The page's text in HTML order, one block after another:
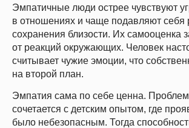
Эмпатичные люди острее чувствуют
в отношениях и чаще подавляют себя
сохранения близости. Их самооценка
от реакций окружающих. Человек
считывает чужие эмоции, что
на второй план.
Эмпатия сама по себе ценна.
сочетается с детским опытом, где
было небезопасным. Тогда